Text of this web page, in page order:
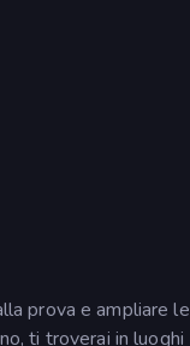
prova e ampliare le
ti troverai in luoghi